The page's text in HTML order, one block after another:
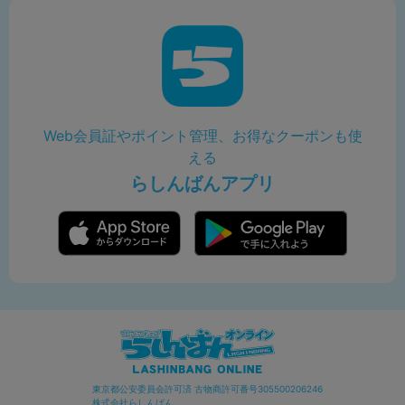
Web会員証やポイント管理、お得なクーポンも使
える
らしんばんアプリ
東京都公安委員会許可済 古物商許可番号305500206246
株式会社らしんばん